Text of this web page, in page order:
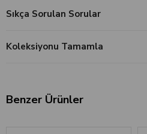
Sıkça Sorulan Sorular
Koleksiyonu Tamamla
Benzer Ürünler